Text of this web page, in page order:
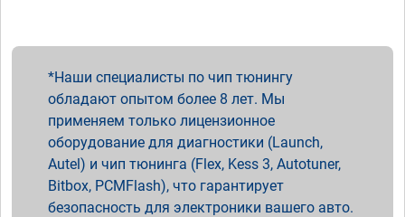
Наши специалисты по чип тюнингу
обладают опытом более 8 лет. Мы
применяем только лицензионное
оборудование для диагностики (Launch,
Autel) и чип тюнинга (Flex, Kess 3, Autotuner,
Bitbox, PCMFlash), что гарантирует
безопасность для электроники вашего авто.